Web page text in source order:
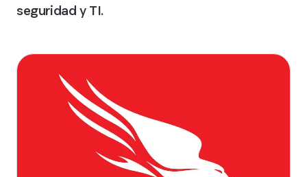
seguridad y TI.